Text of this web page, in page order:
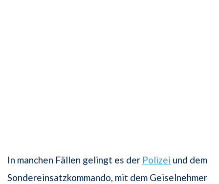
In manchen Fällen gelingt es der Polizei und dem
Sondereinsatzkommando, mit dem Geiselnehmer